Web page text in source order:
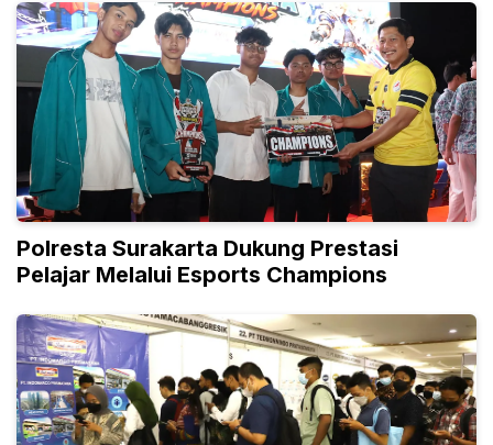
Polresta Surakarta Dukung Prestasi
Pelajar Melalui Esports Champions